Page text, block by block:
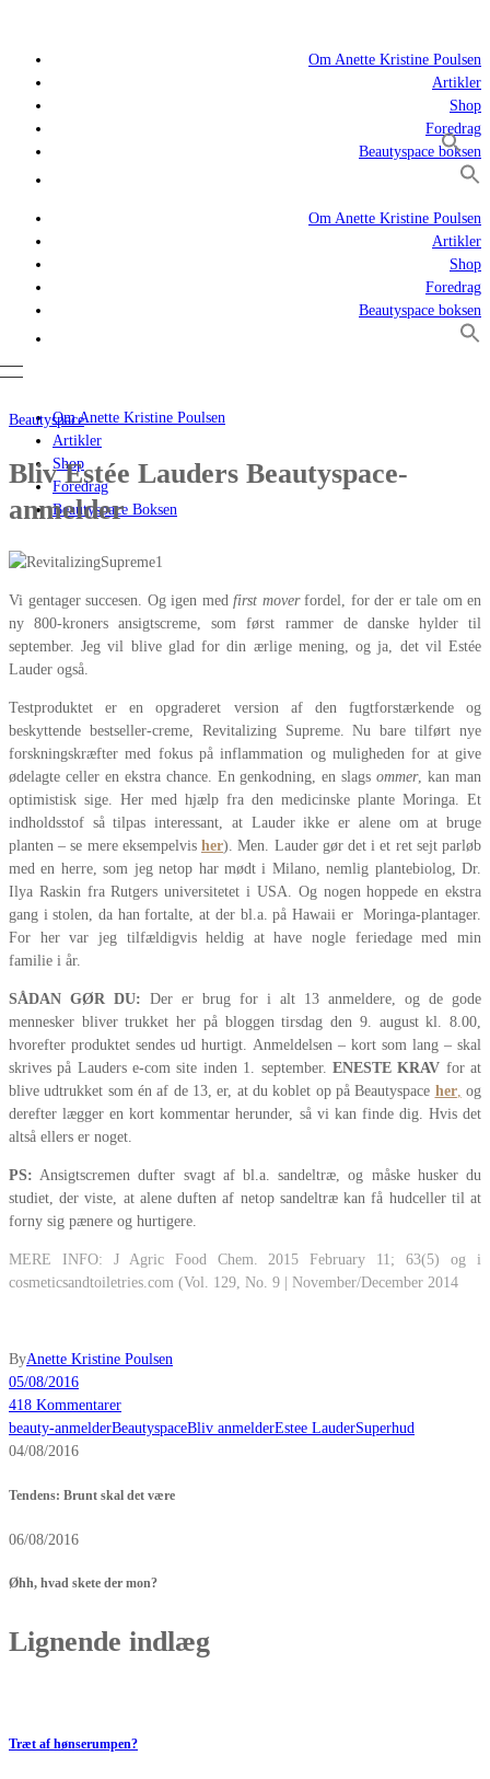
Om Anette Kristine Poulsen
Artikler
Shop
Foredrag
Beautyspace boksen
Om Anette Kristine Poulsen
Artikler
Shop
Foredrag
Beautyspace boksen
Om Anette Kristine Poulsen
Artikler
Shop
Foredrag
Beautyspace Boksen
Beautyspace
Bliv Estée Lauders Beautyspace-
anmelder
Vi gentager succesen. Og igen med first moverfordel, for der er tale om en
ny 800-kroners ansigtscreme, som først rammer de danske hylder til
september. Jeg vil blive glad for din ærlige mening, og ja, det vil Estée
Lauder også.
Testproduktet er en opgraderet version af den fugtforstærkende og
beskyttende bestseller-creme, Revitalizing Supreme. Nu bare tilført nye
forskningskræfter med fokus på inflammation og muligheden for at give
ødelagte celler en ekstra chance. En genkodning, en slagsommer, kan man
optimistisk sige. Her med hjælp fra den medicinske plante Moringa. Et
indholdsstof så tilpas interessant, at Lauder ikke er alene om at bruge
planten – se mere eksempelvisher). Men. Lauder gør det i et ret sejt parløb
med en herre, som jeg netop har mødt i Milano, nemlig plantebiolog, Dr.
Ilya Raskin fra Rutgers universitetet i USA. Og nogen hoppede en ekstra
gang i stolen, da han fortalte, at der bl.a. på Hawaii er Moringa-plantager.
For her var jeg tilfældigvis heldig at have nogle feriedage med min
familie i år.
SÅDAN GØR DU: Der er brug for i alt 13 anmeldere, og de gode
mennesker bliver trukket her på bloggen tirsdag den 9. august kl. 8.00,
hvorefter produktet sendes ud hurtigt. Anmeldelsen – kort som lang – skal
skrives på Lauders e-com site inden 1. september. ENESTE KRAV for at
blive udtrukket som én af de 13, er, at du koblet op på Beautyspace her, og
derefter lægger en kort kommentar herunder, så vi kan finde dig. Hvis det
altså ellers er noget.
PS: Ansigtscremen dufter svagt af bl.a. sandeltræ, og måske husker du
studiet, der viste, at alene duften af netop sandeltræ kan få hudceller til at
forny sig pænere og hurtigere.
MERE INFO: J Agric Food Chem. 2015 February 11; 63(5) og i
cosmeticsandtoiletries.com (Vol. 129, No. 9 | November/December 2014
ByAnette Kristine Poulsen
05/08/2016
418 Kommentarer
beauty-anmelderBeautyspaceBliv anmelderEstee LauderSuperhud
04/08/2016
Tendens: Brunt skal det være
06/08/2016
Øhh, hvad skete der mon?
Lignende indlæg
Træt af hønserumpen?